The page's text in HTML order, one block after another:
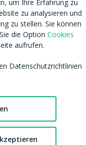
Aylo Social Ltd |
Momentan
um Ihre Erfahrung zu
zu analysieren und
zu stellen. Sie können
die Option Cookies
aufrufen.
Datenschutzrichtlinien